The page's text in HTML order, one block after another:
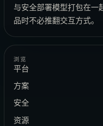
与安全部署模型打包在一
品时不必推翻交互方式。
浏览
平台
方案
安全
资源